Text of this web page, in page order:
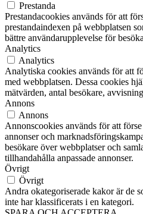
Prestanda
Prestandacookies används för att
prestandaindexen på webbplatsen
bättre användarupplevelse för
Analytics
Analytics
Analytiska cookies används för att
med webbplatsen. Dessa cookies
mätvärden, antal besökare,
Annons
Annons
Annonscookies används för att
annonser och
besökare över webbplatser och
tillhandahålla anpassade annonser.
Övrigt
Övrigt
Andra okategoriserade kakor är de
inte har klassificerats i en kategori.